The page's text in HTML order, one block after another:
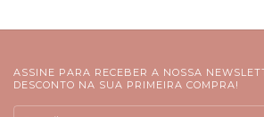
ASSINE PARA RECEBER A NOSSA
DESCONTO NA SUA PRIMEIRA COMPRA!